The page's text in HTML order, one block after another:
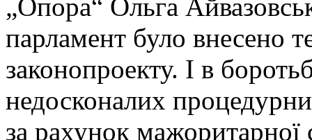
„Опора“ Ольга
парламент було внесено
законопроекту. І в
недосконалих
за рахунок